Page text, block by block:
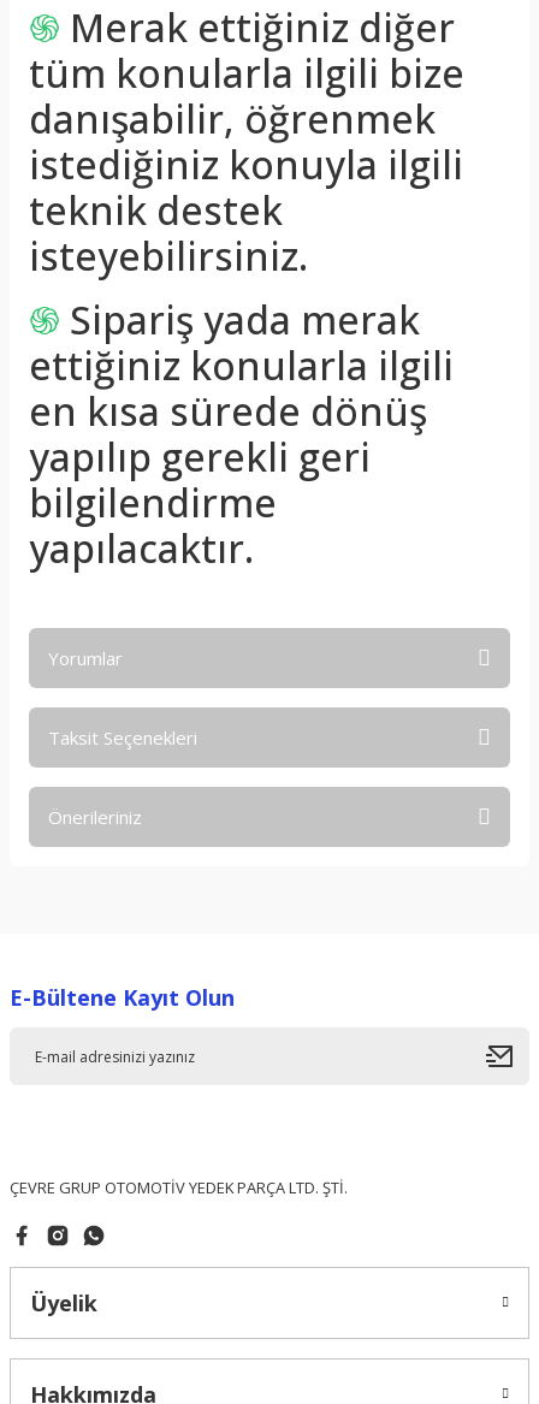
֍ Merak ettiğiniz diğer
tüm konularla ilgili bize
danışabilir, öğrenmek
istediğiniz konuyla ilgili
teknik destek
isteyebilirsiniz.
֍ Sipariş yada merak
ettiğiniz konularla ilgili
en kısa sürede dönüş
yapılıp gerekli geri
bilgilendirme
yapılacaktır.
Yorumlar
Taksit Seçenekleri
Önerileriniz
Ürün resmi kalitesiz, bozuk veya görüntülenemiyor.
E-Bültene Kayıt Olun
ÇEVRE GRUP OTOMOTİV YEDEK PARÇA LTD. ŞTİ.
Üyelik
Hakkımızda